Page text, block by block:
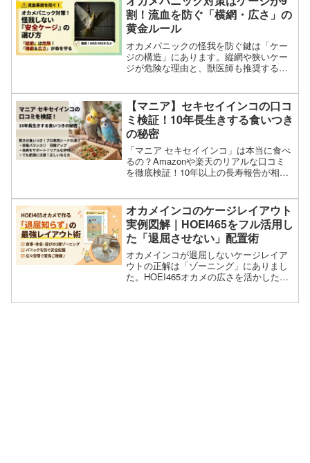
割！流血を防ぐ「横網・広さ」の
黄金ルール
オカメパニックの怪我を防ぐ鍵は「ケー
ジの構造」にあります。縦網や狭いケー
ジが危険な理由と、獣医師も推奨する
のケージ選び完全ガイド。
【マニア】セキセイインコの口コ
ミ検証！10年長生きする食いつき
の秘密
「マニア セキセイインコ」は本当に食べ
るの？Amazonや楽天のリアルな口コミ
を徹底検証！10年以上の長寿報告が相次
選びに迷っている方必見の完全ガイドで
す。
オカメインコのケージレイアウト
実例図解｜HOEI465をフル活用し
た「退屈させない」配置術
オカメインコが退屈しないケージレイア
ウトの正解は「ゾーニング」にありまし
た。HOEI465オカメの広さを活かした